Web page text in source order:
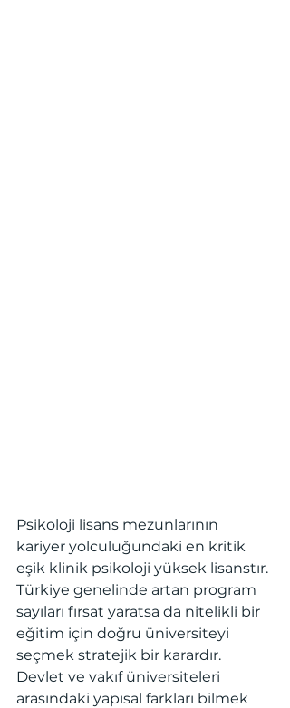
Psikoloji lisans mezunlarının
kariyer yolculuğundaki en kritik
eşik klinik psikoloji yüksek lisanstır.
Türkiye genelinde artan program
sayıları fırsat yaratsa da nitelikli bir
eğitim için doğru üniversiteyi
seçmek stratejik bir karardır.
Devlet ve vakıf üniversiteleri
arasındaki yapısal farkları bilmek